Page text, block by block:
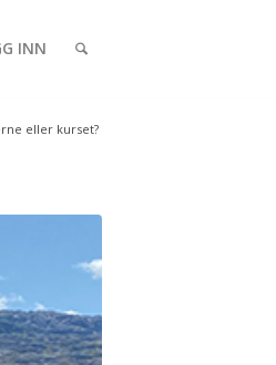
INN
eller kurset?